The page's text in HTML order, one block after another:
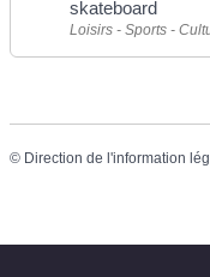
skateboard
Loisirs - Sports -
© Direction de l'information